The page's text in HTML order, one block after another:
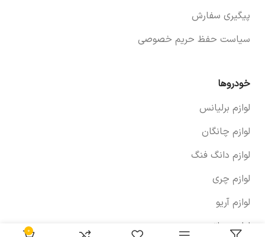
پیگیری سفارش
سیاست حفظ حریم خصوصی
خودروها
لوازم برلیانس
لوازم چانگان
لوازم دانگ فنگ
لوازم چری
لوازم آریو
لوازم سراتو
۰